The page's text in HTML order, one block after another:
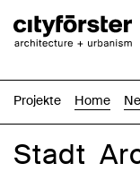
Projekte Home
Stadt